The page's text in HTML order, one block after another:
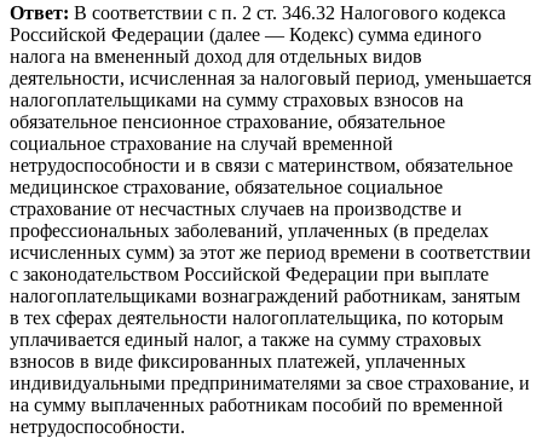
Ответ: В соответствии с п. 2 ст. 346.32 Налогового кодекса
Российской Федерации (далее — Кодекс) сумма единого
налога на вмененный доход для отдельных видов
деятельности, исчисленная за налоговый период, уменьшается
налогоплательщиками на сумму страховых взносов на
обязательное пенсионное страхование, обязательное
социальное страхование на случай временной
нетрудоспособности и в связи с материнством, обязательное
медицинское страхование, обязательное социальное
страхование от несчастных случаев на производстве и
профессиональных заболеваний, уплаченных (в пределах
исчисленных сумм) за этот же период времени в соответствии
с законодательством Российской Федерации при выплате
налогоплательщиками вознаграждений работникам, занятым
в тех сферах деятельности налогоплательщика, по которым
уплачивается единый налог, а также на сумму страховых
взносов в виде фиксированных платежей, уплаченных
индивидуальными предпринимателями за свое страхование, и
на сумму выплаченных работникам пособий по временной
нетрудоспособности.